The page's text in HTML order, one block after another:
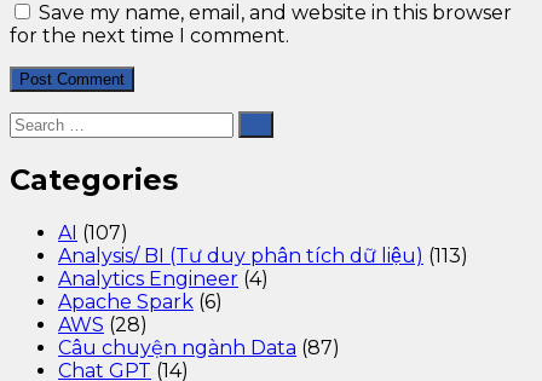
Save my name, email, and website in this browser
for the next time I comment.
Categories
AI (107)
Analysis/ BI (Tư duy phân tích dữ liệu) (113)
Analytics Engineer (4)
Apache Spark (6)
AWS (28)
Câu chuyện ngành Data (87)
Chat GPT (14)